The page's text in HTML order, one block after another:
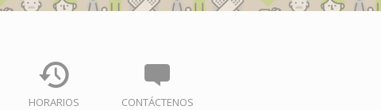
HORARIOS CONTÁCTENOS